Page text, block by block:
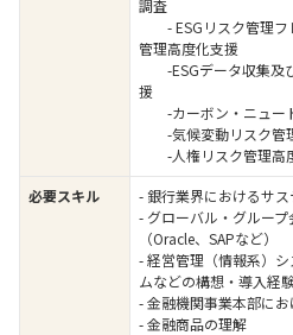
調査
- ESGリスク管理フ
管理高度化支援
-ESGデータ収集及
援
-カーボン・ニュー
-気候変動リスク管
-人権リスク管理高
必要スキル
- 銀行業界におけるサス
- グローバル・グルー
（Oracle、SAPなど）
- 経営管理（情報系）
ムなどの構想・導入経
- 金融機関事業本部に
- 金融商品の理解